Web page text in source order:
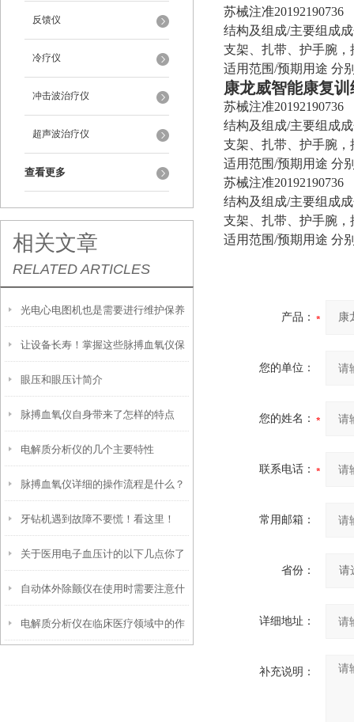
反馈仪
冷疗仪
冲击波治疗仪
超声波治疗仪
查看更多
相关文章
RELATED ARTICLES
光电心电图机也是需要进行维护保养
的
让设备长寿！掌握这些脉搏血氧仪保
养技巧
眼压和眼压计简介
脉搏血氧仪自身带来了怎样的特点
呢？
电解质分析仪的几个主要特性
脉搏血氧仪详细的操作流程是什么？
牙钻机遇到故障不要慌！看这里！
关于医用电子血压计的以下几点你了
解吗？
自动体外除颤仪在使用时需要注意什
么事项？
电解质分析仪在临床医疗领域中的作
苏械注准20192190736
结构及组成/主要组成
支架、扎带、护手腕
适用范围/预期用途 分
康龙威智能康复
苏械注准20192190736
结构及组成/主要组成
支架、扎带、护手腕
适用范围/预期用途 分
苏械注准20192190736
结构及组成/主要组成
支架、扎带、护手腕
适用范围/预期用途 分
产品：
您的单位：
您的姓名：
联系电话：
常用邮箱：
省份：
详细地址：
补充说明：